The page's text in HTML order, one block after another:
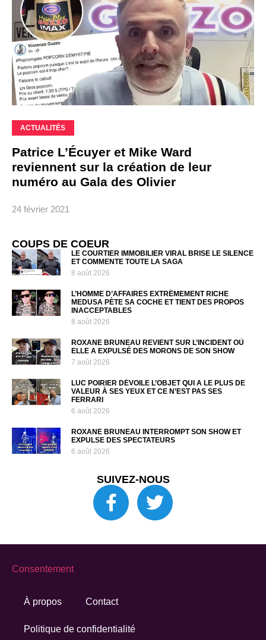
ACTUALITÉS
Patrice L’Écuyer et Mike Ward
reviennent sur la création de leur
numéro au Gala des Olivier
24 février 2021
COUPS DE COEUR
LE COURTIER IMMOBILIER VIRAL BRISE LE SILENCE
ET COMMENTE TOUTE LA SAGA
8 août 2026
L’HOMME D’AFFAIRES EXTRÊMEMENT RICHE
MEDUSA PÈTE SA COCHE ET TIENT DES PROPOS
INACCEPTABLES
8 août 2026
ROXANE BRUNEAU REVIENT SUR L’INCIDENT OÙ
ELLE A EXPULSÉ DES MORONS DE SON SHOW
7 août 2026
LUC POIRIER DÉVOILE L’OBJET QUI A LE PLUS DE
VALEUR À SES YEUX ET CE N’EST PAS SES
FERRARI
6 août 2026
ROXANE BRUNEAU INTERROMPT SON SHOW ET
EXPULSE DES SPECTATEURS
6 août 2026
SUIVEZ-NOUS
À propos Contact
Politique de confidentialité
Consentement